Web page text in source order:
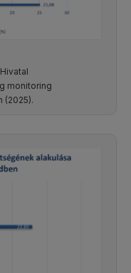
monitoring
(2025).